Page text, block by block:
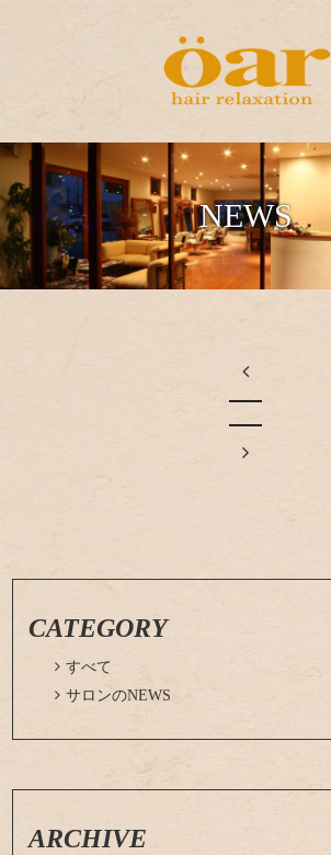
NEWS


CATEGORY
 すべて
 サロンのNEWS
ARCHIVE